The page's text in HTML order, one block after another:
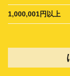
1,000,001円以上